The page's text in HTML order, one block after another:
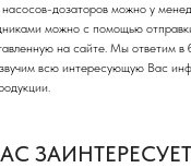
дозаторов можно у
можно с помощью
на сайте. Мы ответим в
всю интересующую Вас